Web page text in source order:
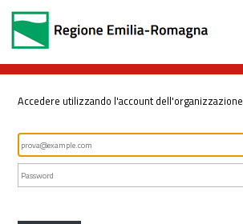
Accedere utilizzando l'account dell'organizzazione